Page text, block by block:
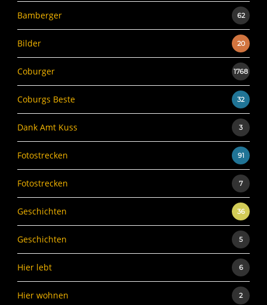
Bamberger 62
Bilder 20
Coburger 1768
Coburgs Beste 32
Dank Amt Kuss 3
Fotostrecken 91
Fotostrecken 7
Geschichten 36
Geschichten 5
Hier lebt 6
Hier wohnen 2